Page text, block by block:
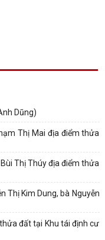
Dũng)
Thị Mai địa điểm thửa
Thị Thúy địa điểm thửa
Thị Kim Dung, bà Nguyễn
đất tại Khu tái định cư